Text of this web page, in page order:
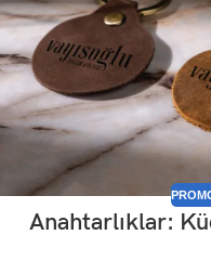
Anahtarlıklar: